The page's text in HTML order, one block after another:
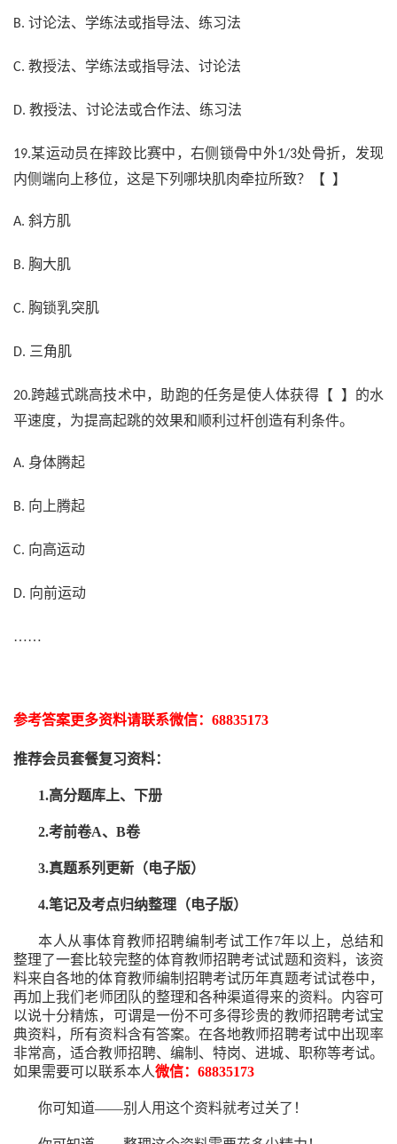
B. 讨论法、学练法或指导法、练习法
C. 教授法、学练法或指导法、讨论法
D. 教授法、讨论法或合作法、练习法
19.某运动员在摔跤比赛中，右侧锁骨中外1/3处骨折，发现
内侧端向上移位，这是下列哪块肌肉牵拉所致？【 】
A. 斜方肌
B. 胸大肌
C. 胸锁乳突肌
D. 三角肌
20.跨越式跳高技术中，助跑的任务是使人体获得【 】的水
平速度，为提高起跳的效果和顺利过杆创造有利条件。
A. 身体腾起
B. 向上腾起
C. 向高运动
D. 向前运动
……
参考答案更多资料请联系微信： 68835173
推荐会员套餐复习资料：
1.高分题库上、下册
2.考前卷A、B卷
3.真题系列更新（电子版）
4.笔记及考点归纳整理（电子版）
本人从事体育教师招聘编制考试工作7年以上，总结和
整理了一套比较完整的体育教师招聘考试试题和资料，该资
料来自各地的体育教师编制招聘考试历年真题考试试卷中，
再加上我们老师 团队的整理和各种渠道得来的资料。内容可
以说十分精炼，可谓是一份不可多得珍贵的教师招聘考试宝
典资料，所有资料含有答案。在各地教师招聘考试中出现率
非常高，适合教师招聘、编制、特岗、进城、职称等考试。
如果需要可以联系本人微信：68835173
你可知道——别人用这个资料就考过关了！